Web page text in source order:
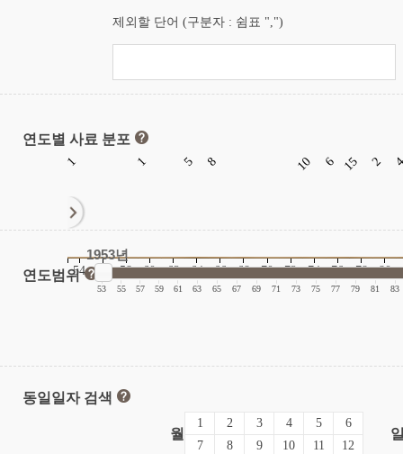
제외할 단어 (구분자 : 쉼표 ",")
연도별 사료 분포
54 58 60 62 64 66 68 70 72 74 76 78 80
1 1 5 8 10 6 15 2
연도범위
1953년
|
53 55 57 59 61 63 65 67 69 71 73 75 77 79 81 83
동일일자 검색
월
1 2 3 4 5
6
7
8 9 10 11 12